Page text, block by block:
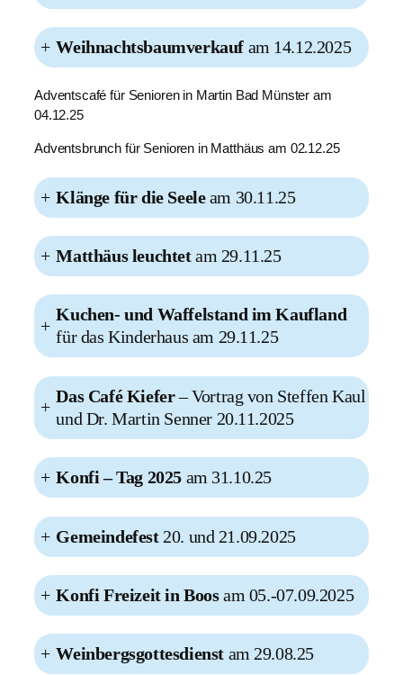
+ Weihnachtsbaumverkauf am 14.12.2025
Adventscafé für Senioren in Martin Bad Münster am
04.12.25
Adventsbrunch für Senioren in Matthäus am 02.12.25
+ Klänge für die Seeleam 30.11.25
+ Matthäus leuchtetam 29.11.25
+
Kuchen- und Waffelstand im Kaufland
für das Kinderhaus am 29.11.25
+
Das Café Kiefer– Vortrag von Steffen Kaul
und Dr. Martin Senner 20.11.2025
+ Konfi – Tag 2025 am 31.10.25
+ Gemeindefest 20. und 21.09.2025
+ Konfi Freizeit in Boosam 05.-07.09.2025
+ Weinbergsgottesdienst am 29.08.25